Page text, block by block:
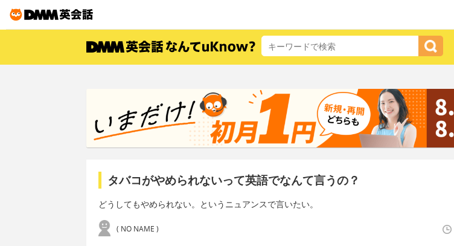
タバコがやめられないって英語でなんて言うの？
どうしてもやめられない。というニュアンスで言いたい。
( NO NAME )